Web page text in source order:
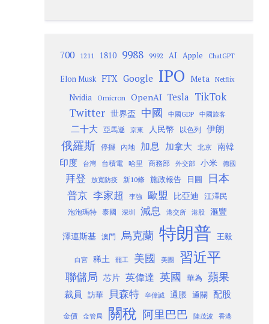
700 1211 1810 9988 9992 AI Apple ChatGPT
Elon Musk FTX Google IPO Meta Netflix
Nvidia Omicron OpenAI Tesla TikTok
Twitter 世界盃 中國 中國GDP 中國旅客
二十大 亞馬遜 京東 人民幣 以色列 伊朗
俄羅斯 停擺 內地 加息 加拿大 北京
南韓
印度
台灣 台積電 哈里 商務部 外交部 小米 德國
拜登 放寬防疫 新10條 施政報告 日圓 日本
普京 李家超 李強 歐盟 比亞迪 江澤民
泡泡瑪特 泰國 深圳 減息 港交所 港股 滙豐
澤連斯基 澳門 烏克蘭 特朗普 王毅
白宮 稀土 罷工 美國 美團 習近平
聯儲局 芯片 英偉達 英國 華為 蘋果
裁員 訪華 貝森特 辛偉誠 通脹 通關 配股
金價 金管局 關稅 阿里巴巴 陳茂波 香港